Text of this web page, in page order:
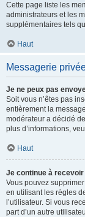
Cette page liste les
administrateurs et les
supplémentaires tels
Haut
Messagerie
Je ne peux pas
Soit vous n’êtes pas
entièrement la
modérateur a décidé
plus d’informations,
Haut
Je continue à
Vous pouvez
en utilisant les règles
l’utilisateur. Si vous
part d’un autre